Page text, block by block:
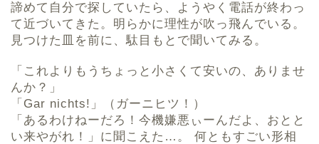
諦めて自分で探していたら、ようやく電話が終わっ
て近づいてきた。明らかに理性が吹っ飛んでいる。
見つけた皿を前に、駄目もとで聞いてみる。
「これよりもうちょっと小さくて安いの、ありませ
んか？」
「Gar nichts!」（ガーニヒツ！）
「あるわけねーだろ！今機嫌悪ぃーんだよ、おとと
い来やがれ！」に聞こえた…。 何ともすごい形相